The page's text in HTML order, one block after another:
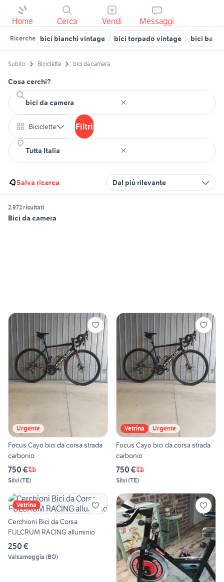
Home Cerca Vendi Messaggi
Ricerche bici bianchi vintage bici torpado vintage bici
Subito Biciclette bici da camera
Cosa cerchi?
Biciclette Filtri
Salva ricerca Dal più rilevante
2.972 risultati
Bici da camera
Urgente
Focus Cayo bici da corsa strada
carbonio
750 €
Silvi(TE)
Vetrina Urgente
Focus Cayo bici da corsa strada
carbonio
750 €
Silvi(TE)
Vetrina
Cerchioni Bici da Corsa
FULCRUM RACING alluminio
250 €
Valsamoggia (BO)